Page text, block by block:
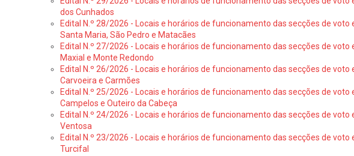
dos Cunhados
Edital N.º 28/2026 - Locais e horários de funcionamento das secções de
Santa Maria, São Pedro e Matacães
Edital N.º 27/2026 - Locais e horários de funcionamento das secções de
Maxial e Monte Redondo
Edital N.º 26/2026 - Locais e horários de funcionamento das secções de
Carvoeira e Carmões
Edital N.º 25/2026 - Locais e horários de funcionamento das secções de
Campelos e Outeiro da Cabeça
Edital N.º 24/2026 - Locais e horários de funcionamento das secções de
Ventosa
Edital N.º 23/2026 - Locais e horários de funcionamento das secções de
Turcifal